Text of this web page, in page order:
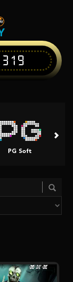
PG Soft